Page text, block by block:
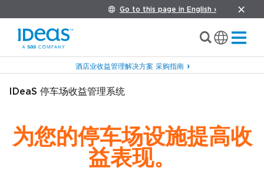
Go to this page in English ›
酒店业收益管理解决方案 采购指南
IDeaS 停车场收益管理系统
为您的停车场设施提高收
益表现。